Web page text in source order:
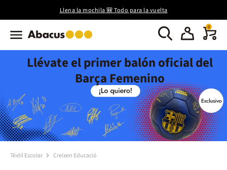
Llena la mochila 🎒 Todo para la vuelta
0
Llévate el primer balón oficial del
Barça Femenino
Téxtil Escolar Creixen Educació